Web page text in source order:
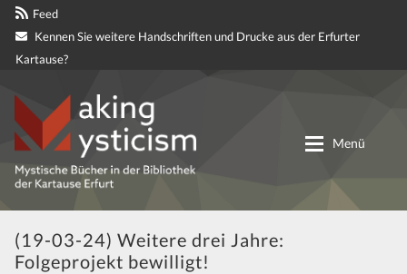
Feed
Kennen Sie weitere Handschriften und Drucke aus der Erfurter
Kartause?
Zur
Navigation
springen
Zum
Inhalt
springen
Menü
(19-03-24) Weitere drei Jahre:
Folgeprojekt bewilligt!